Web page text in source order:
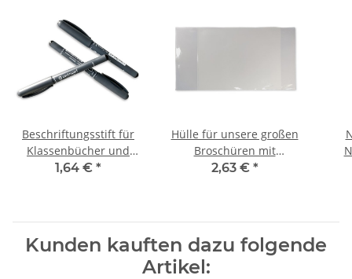
Beschriftungsstift für
Klassenbücher und
Nachweishefte,
1,64 € *
Hülle für unsere großen
Broschüren mit
ausklappbarer
2,63 € *
Kunden kauften dazu folgende
Artikel: